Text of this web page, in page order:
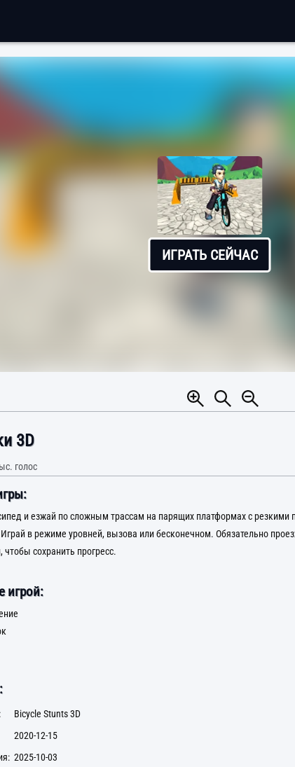
ИГРАТЬ СЕЙЧАС
3D
голос
и езжай по сложным трассам на парящих платформах с резкими
в режиме уровней, вызова или бесконечном. Обязательно
сохранить прогресс.
игрой:
Bicycle Stunts 3D
2020-12-15
2025-10-03